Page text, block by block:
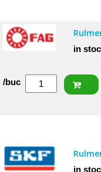
in stoc
Cantitate
/buc
in stoc